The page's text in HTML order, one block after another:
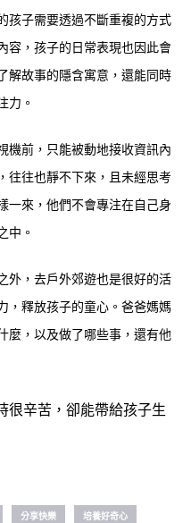
孩子需要透過不斷重複的方式
容，孩子的日常表現也因此會
解故事的隱含寓意，還能同時
力。
機前，只能被動地接收資訊內
往往也靜不下來，且未經思考
一來，他們不會專注在自己身
中。
外，去戶外郊遊也是很好的活
，釋放孩子的童心。爸爸媽媽
麼，以及做了哪些事，還有他
很辛苦，卻能帶給孩子生
分享快樂
培養好奇心